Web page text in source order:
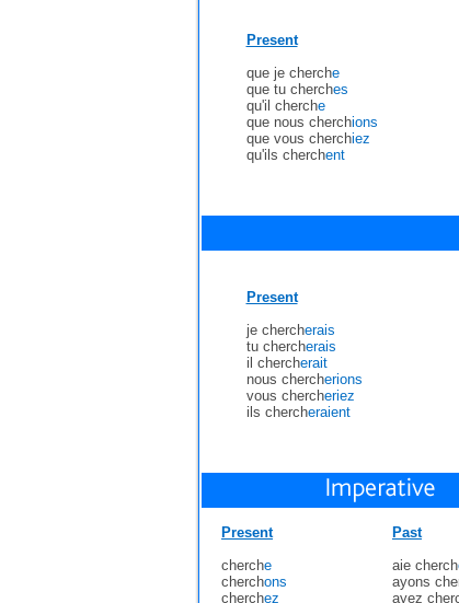
Present
que je cherche
que tu cherches
qu'il cherche
que nous cherchions
que vous cherchiez
qu'ils cherchent
Present
je chercherais
tu chercherais
il chercherait
nous chercherions
vous chercheriez
ils chercheraient
Present
cherche
cherchons
cherchez
Past
aie cherch
ayons
ayez